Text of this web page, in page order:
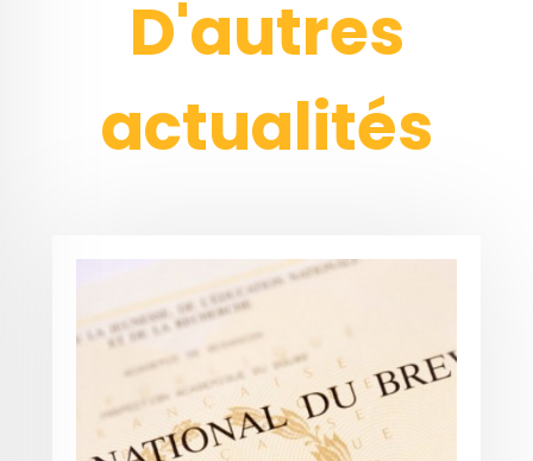
D'autres
actualités